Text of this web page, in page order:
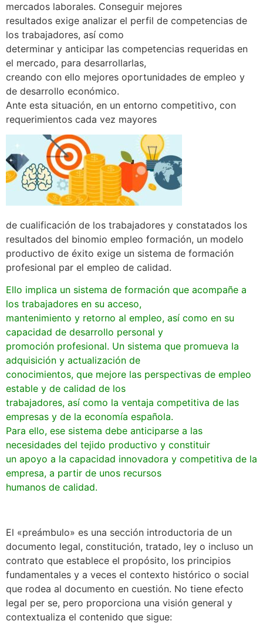
mercados laborales. Conseguir mejores
resultados exige analizar el perfil de competencias de
los trabajadores, así como
determinar y anticipar las competencias requeridas en
el mercado, para desarrollarlas,
creando con ello mejores oportunidades de empleo y
de desarrollo económico.
Ante esta situación, en un entorno competitivo, con
requerimientos cada vez mayores
de cualificación de los trabajadores y constatados los
resultados del binomio empleo formación, un modelo
productivo de éxito exige un sistema de formación
profesional par el empleo de calidad.
Ello implica un sistema de formación que acompañe a
los trabajadores en su acceso,
mantenimiento y retorno al empleo, así como en su
capacidad de desarrollo personal y
promoción profesional. Un sistema que promueva la
adquisición y actualización de
conocimientos, que mejore las perspectivas de empleo
estable y de calidad de los
trabajadores, así como la ventaja competitiva de las
empresas y de la economía española.
Para ello, ese sistema debe anticiparse a las
necesidades del tejido productivo y constituir
un apoyo a la capacidad innovadora y competitiva de la
empresa, a partir de unos recursos
humanos de calidad.
El «preámbulo» es una sección introductoria de un
documento legal, constitución, tratado, ley o incluso un
contrato que establece el propósito, los principios
fundamentales y a veces el contexto histórico o social
que rodea al documento en cuestión. No tiene efecto
legal per se, pero proporciona una visión general y
contextualiza el contenido que sigue: